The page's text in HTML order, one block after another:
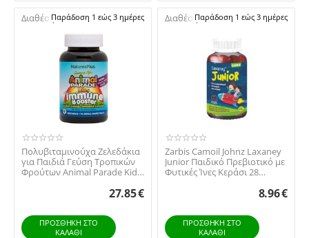
Διαθέσιμο:Παράδοση 1 εώς 3 ημέρες
Πολυβιταμινούχα Ζελεδάκια
για Παιδιά Γεύση Τροπικών
Φρούτων Animal Parade Kids
27.85€
ΠΡΟΣΘΉΚΗ ΣΤΟ
ΚΑΛΆΘΙ
Διαθέσιμο:Παράδοση 1 εώς 3 ημέρες
Zarbis Camoil Johnz Laxaney
Junior Παιδικό Πρεβιοτικό με
Φυτικές Ίνες Κεράσι 28
8.96€
ΠΡΟΣΘΉΚΗ ΣΤΟ
ΚΑΛΆΘΙ